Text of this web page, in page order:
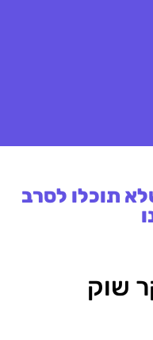
תוכלו לסרב
שוק